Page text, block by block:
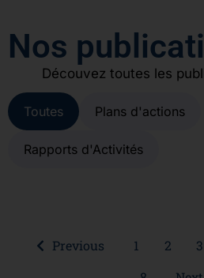
Nos
Découvez toutes les
Toutes Plans d'actions
Rapports d'Activités
Previous 1 2 3